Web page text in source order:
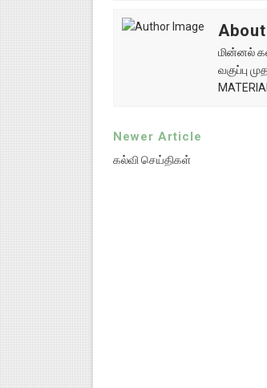
மின்னல்
வகுப்பு
Newer Article
கல்வி செய்திகள்